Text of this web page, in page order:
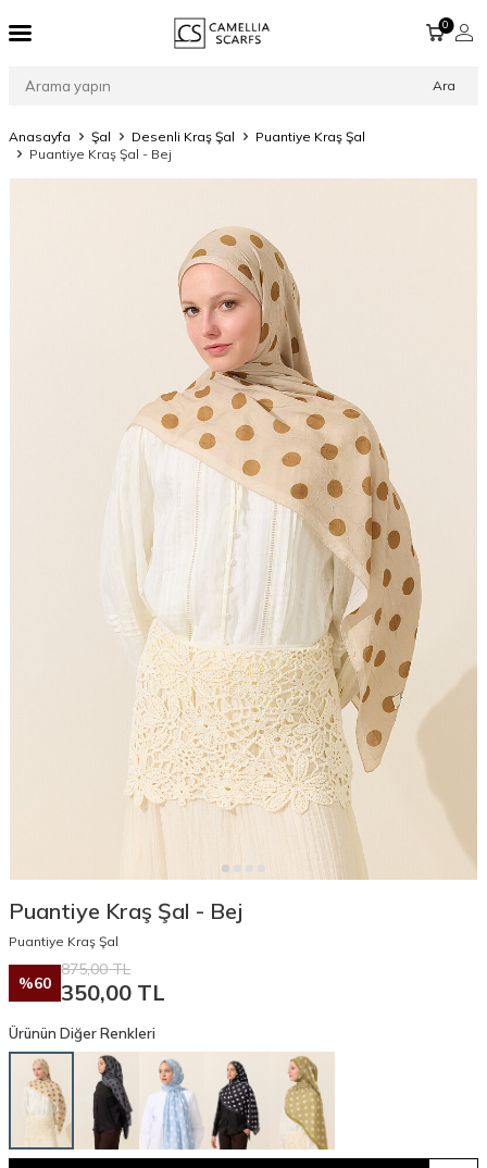
Ara
0
Anasayfa Şal Desenli Kraş Şal
Puantiye Kraş Şal
Puantiye Kraş Şal - Bej
Puantiye Kraş Şal - Bej
Puantiye Kraş Şal
%60
875,00TL
350,00 TL
Ürünün Diğer Renkleri